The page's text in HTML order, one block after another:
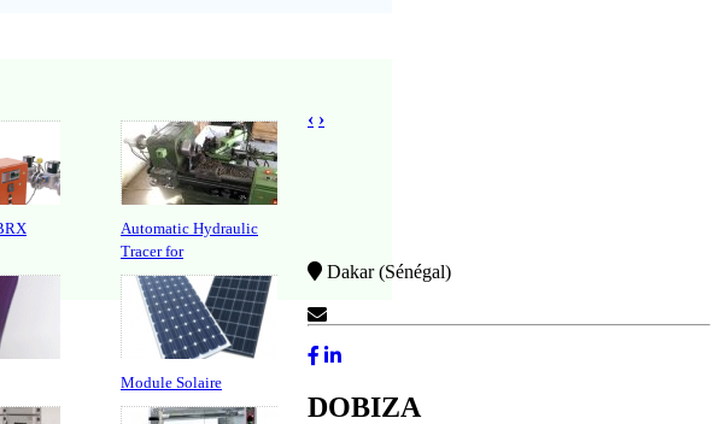
Automatic Hydraulic
Tracer for
Module Solaire
‹ ›
Dakar (Sénégal)
DOBIZA